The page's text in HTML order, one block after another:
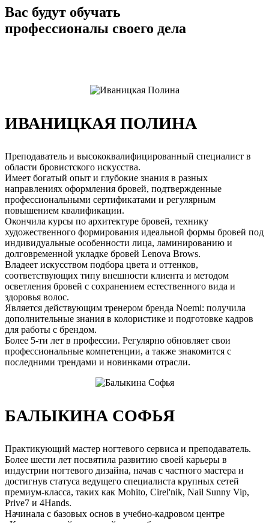
Вас будут обучать
профессионалы своего дела
ИВАНИЦКАЯ ПОЛИНА
Преподаватель и высококвалифицированный специалист в
области бровистского искусства.
Имеет богатый опыт и глубокие знания в разных
направлениях оформления бровей, подтвержденные
профессиональными сертификатами и регулярным
повышением квалификации.
Окончила курсы по архитектуре бровей, технику
художественного формирования идеальной формы бровей под
индивидуальные особенности лица, ламинированию и
долговременной укладке бровей Lenova Brows.
Владеет искусством подбора цвета и оттенков,
соответствующих типу внешности клиента и методом
осветления бровей с сохранением естественного вида и
здоровья волос.
Является действующим тренером бренда Noemi: получила
дополнительные знания в колористике и подготовке кадров
для работы с брендом.
Более 5-ти лет в профессии. Регулярно обновляет свои
профессиональные компетенции, а также знакомится с
последними трендами и новинками отрасли.
БАЛЫКИНА СОФЬЯ
Практикующий мастер ногтевого сервиса и преподаватель.
Более шести лет посвятила развитию своей карьеры в
индустрии ногтевого дизайна, начав с частного мастера и
достигнув статуса ведущего специалиста крупных сетей
премиум-класса, таких как Mohito, Cirel'nik, Nail Sunny Vip,
Prive7 и 4Hands.
Начинала с базовых основ в учебно-кадровом центре